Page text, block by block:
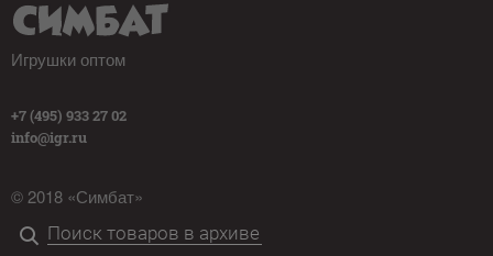
Игрушки оптом
+7 (495) 933 27 02
info@igr.ru
© 2018 «Симбат»